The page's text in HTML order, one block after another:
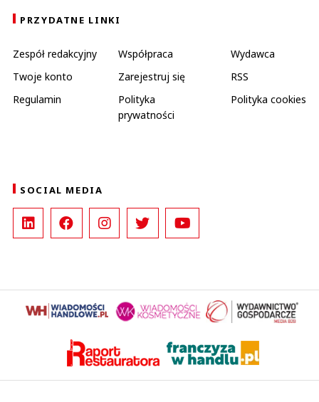
PRZYDATNE LINKI
Zespół redakcyjny Współpraca
Wydawca
Twoje konto
Zarejestruj się
RSS
Regulamin
Polityka
prywatności
Polityka cookies
SOCIAL MEDIA